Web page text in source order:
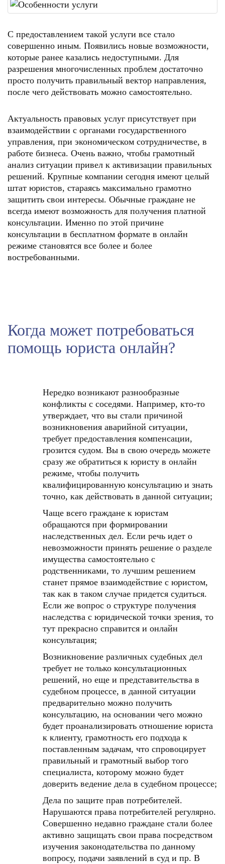
С предоставлением такой услуги все стало
совершенно иным. Появились новые возможности,
которые ранее казались недоступными. Для
разрешения многочисленных проблем достаточно
просто получить правильный вектор направления,
после чего действовать можно самостоятельно.
Актуальность правовых услуг присутствует при
взаимодействии с органами государственного
управления, при экономическом сотрудничестве, в
работе бизнеса. Очень важно, чтобы грамотный
анализ ситуации привел к активизации правильных
решений. Крупные компании сегодня имеют целый
штат юристов, стараясь максимально грамотно
защитить свои интересы. Обычные граждане не
всегда имеют возможность для получения платной
консультации. Именно по этой причине
консультации в бесплатном формате в онлайн
режиме становятся все более и более
востребованными.
Когда может потребоваться
помощь юриста онлайн?
Нередко возникают разнообразные
конфликты с соседями. Например, кто-то
утверждает, что вы стали причиной
возникновения аварийной ситуации,
требует предоставления компенсации,
грозится судом. Вы в свою очередь можете
сразу же обратиться к юристу в онлайн
режиме, чтобы получить
квалифицированную консультацию и знать
точно, как действовать в данной ситуации;
Чаще всего граждане к юристам
обращаются при формировании
наследственных дел. Если речь идет о
невозможности принять решение о разделе
имущества самостоятельно с
родственниками, то лучшим решением
станет прямое взаимодействие с юристом,
так как в таком случае придется судиться.
Если же вопрос о структуре получения
наследства с юридической точки зрения, то
тут прекрасно справится и онлайн
консультация;
Возникновение различных судебных дел
требует не только консультационных
решений, но еще и представительства в
судебном процессе, в данной ситуации
предварительно можно получить
консультацию, на основании чего можно
будет проанализировать отношение юриста
к клиенту, грамотность его подхода к
поставленным задачам, что спровоцирует
правильный и грамотный выбор того
специалиста, которому можно будет
доверить ведение дела в судебном процессе;
Дела по защите прав потребителей.
Нарушаются права потребителей регулярно.
Совершенно недавно граждане стали более
активно защищать свои права посредством
изучения законодательства по данному
вопросу, подачи заявлений в суд и пр. В